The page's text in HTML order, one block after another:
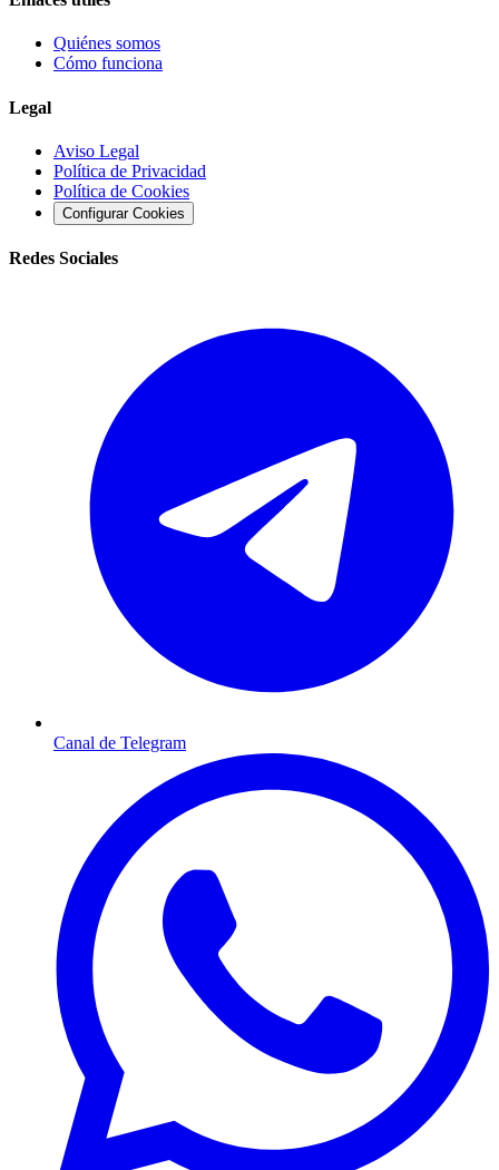
Quiénes somos
Cómo funciona
Legal
Aviso Legal
Política de Privacidad
Política de Cookies
Configurar Cookies
Redes Sociales
Canal de Telegram